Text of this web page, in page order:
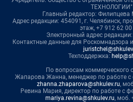
ТЕХНОЛОГИИ"
Главный редактор: Филипцева
Адрес редакции: 454091, г. Челябинск,
этаж, +7 912 62 00
Электронный адрес редакции:
Контактные данные для Роскомнадзора
Техподдержка:
По вопросам коммерческого
Жапарова Жанна, менеджер по работе
zhanna.zhaparova@shkulev.ru,
Ревина Мария, директор по работе с
mariya.revina@shkulev.ru, моб.